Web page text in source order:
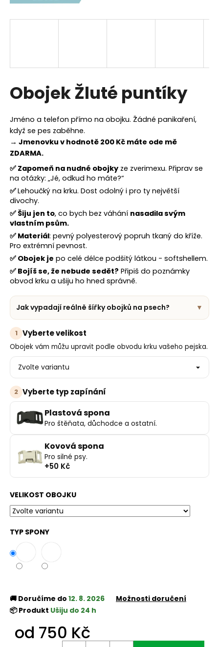
Obojek Žluté puntíky
Jméno a telefon přímo na obojku. Žádné panikaření,
když se pes zaběhne.
→ Jmenovku v hodnotě 200 Kč máte ode mě
ZDARMA.
✅ Zapomeň na nudné obojky ze zverimexu. Připrav se
na otázky: „Jé, odkud ho máte?“
✅Lehoučký na krku. Dost odolný i pro ty největší
divochy.
✅ Šiju jen to, co bych bez váhání nasadila svým
vlastním psům.
✅ Materiál: pevný polyesterový popruh tkaný do kříže.
Pro extrémní pevnost.
✅ Obojek je po celé délce podšitý látkou - softshellem.
✅ Bojíš se, že nebude sedět? Připiš do poznámky
obvod krku a ušiju ho hned správně.
Jak vypadají reálně šířky obojků na psech? ▼
1 Vyberte velikost
Obojek vám můžu upravit podle obvodu krku vašeho pejska.
2 Vyberte typ zapínání
Plastová spona
Pro štěňata, důchodce a ostatní.
Kovová spona
Pro silné psy.
+50 Kč
VELIKOST OBOJKU
TYP SPONY
🚚 Doručíme do 12. 8. 2026
Možnosti doručení
📦 Produkt Ušiju do 24 h
od 750 Kč
j
?
D
o
p
o
r
u
č
u
j
e
m
e